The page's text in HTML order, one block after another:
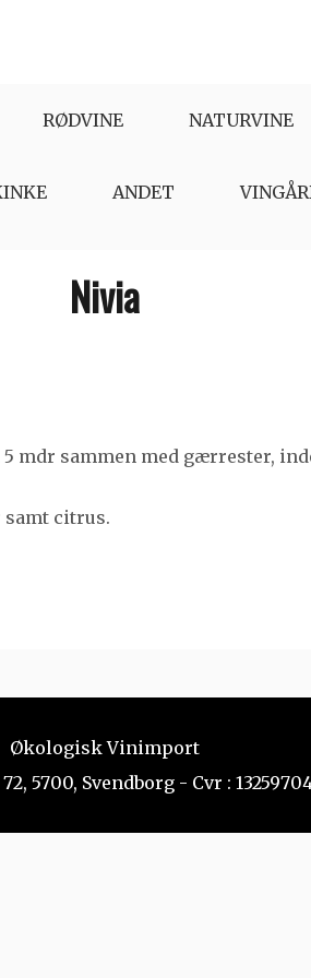
RØDVINE NATURVINE
ANDET
Nivia
mdr sammen med gærrester,
citrus.
Økologisk Vinimport
5700, Svendborg - Cvr :